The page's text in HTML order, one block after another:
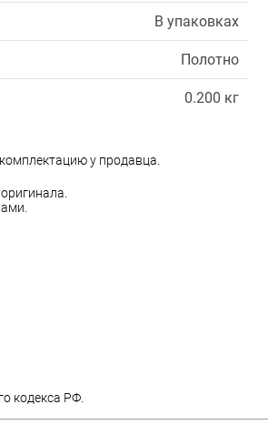
В упаковках
Полотно
0.200 кг
у продавца.
кодекса РФ.